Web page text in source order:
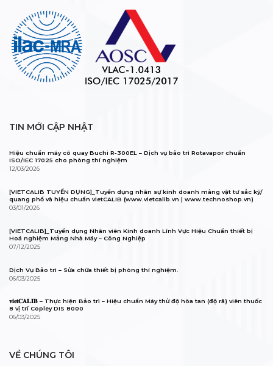
TIN MỚI CẬP NHẬT
Hiệu chuẩn máy cô quay Buchi R-300EL – Dịch vụ bảo trì Rotavapor chuẩn
ISO/IEC 17025 cho phòng thí nghiệm
12/03/2026
[VIETCALIB TUYỂN DỤNG]_Tuyển dụng nhân sự kinh doanh mảng vật tư sắc ký/
quang phổ và hiệu chuẩn vietCALIB (www.vietcalib.vn | www.technoshop.vn)
03/01/2026
[VIETCALIB]_Tuyển dụng Nhân viên Kinh doanh Lĩnh Vực Hiệu Chuẩn thiết bị
Hoá nghiệm Mảng Nhà Máy – Công Nghiệp
07/12/2025
Dịch Vụ Bảo trì – Sửa chữa thiết bị phòng thí nghiệm.
06/03/2025
𝐯𝐢𝐞𝐭𝐂𝐀𝐋𝐈𝐁 – Thực hiện Bảo trì – Hiệu chuẩn Máy thử độ hòa tan (độ rã) viên thuốc
8 vị trí Copley DIS 8000
06/03/2025
VỀ CHÚNG TÔI